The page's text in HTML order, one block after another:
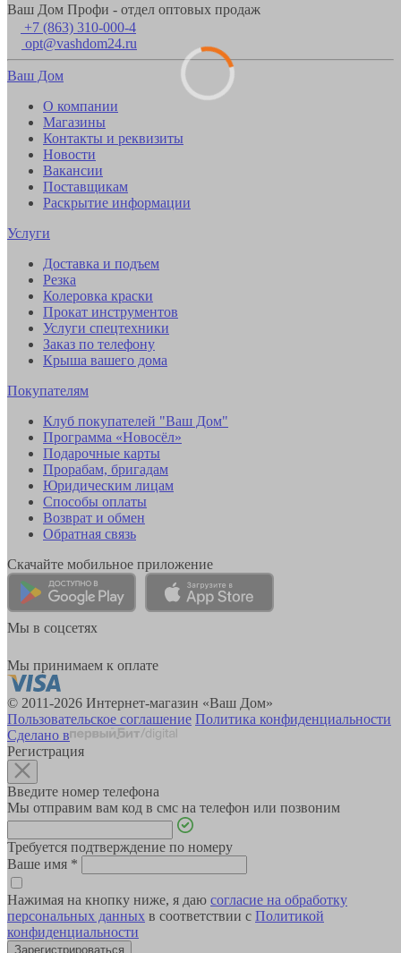
Ваш Дом Профи - отдел оптовых продаж
+7 (863) 310-000-4
opt@vashdom24.ru
Ваш Дом
О компании
Магазины
Контакты и реквизиты
Новости
Вакансии
Поставщикам
Раскрытие информации
Услуги
Доставка и подъем
Резка
Колеровка краски
Прокат инструментов
Услуги спецтехники
Заказ по телефону
Крыша вашего дома
Покупателям
Клуб покупателей "Ваш Дом"
Программа «Новосёл»
Подарочные карты
Прорабам, бригадам
Юридическим лицам
Способы оплаты
Возврат и обмен
Обратная связь
Скачайте мобильное приложение
Мы в соцсетях
Мы принимаем к оплате
© 2011-2026 Интернет-магазин «Ваш Дом»
Пользовательское соглашение Политика конфиденциальности
Сделано в
Регистрация
Введите номер телефона
Мы отправим вам код в смс на телефон или позвоним
Требуется подтверждение по номеру
Ваше имя *
Нажимая на кнопку ниже, я даю согласие на обработку
персональных данных в соответствии с Политикой
конфиденциальности
Зарегистрироваться